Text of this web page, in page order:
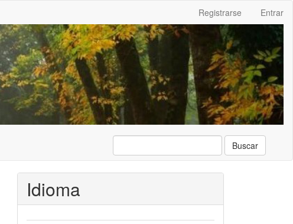
Registrarse Entrar
Buscar
Idioma